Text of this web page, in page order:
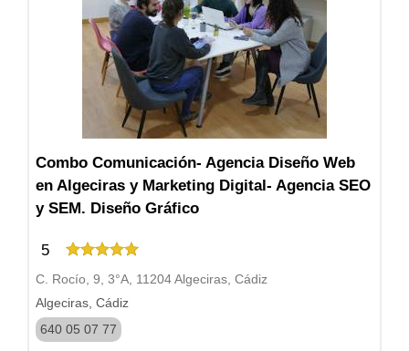
Combo Comunicación- Agencia Diseño Web
en Algeciras y Marketing Digital- Agencia SEO
y SEM. Diseño Gráfico
5
C. Rocío, 9, 3°A, 11204 Algeciras, Cádiz
Algeciras, Cádiz
640 05 07 77